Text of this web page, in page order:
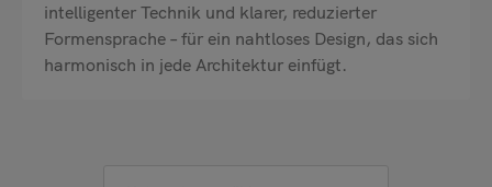
intelligenter Technik und klarer, reduzierter
Formensprache – für ein nahtloses Design, das sich
harmonisch in jede Architektur einfügt.